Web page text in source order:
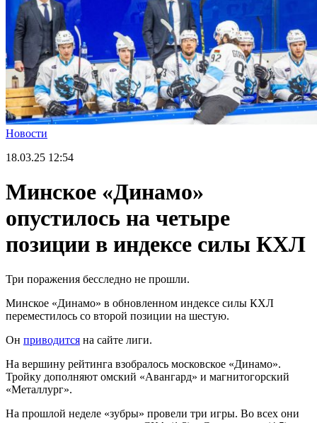
Новости
18.03.25 12:54
Минское «Динамо»
опустилось на четыре
позиции в индексе силы КХЛ
Три поражения бесследно не прошли.
Минское «Динамо» в обновленном индексе силы КХЛ
переместилось со второй позиции на шестую.
Он приводится на сайте лиги.
На вершину рейтинга взобралось московское «Динамо».
Тройку дополняют омский «Авангард» и магнитогорский
«Металлург».
На прошлой неделе «зубры» провели три игры. Во всех они